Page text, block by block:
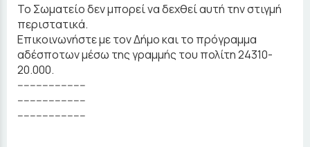
Το Σωματείο δεν μπορεί να δεχθεί αυτή την στιγμή
περιστατικά.
Επικοινωνήστε με τον Δήμο και το πρόγραμμα
αδέσποτων μέσω της γραμμής του πολίτη 24310-
20.000.
----------------------
----------------------
----------------------